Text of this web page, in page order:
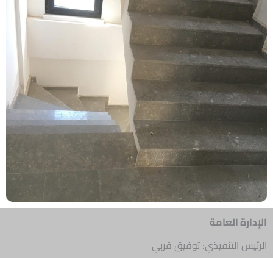
الإدارة العامة
الرئيس التنفيذي: توفيق قربي